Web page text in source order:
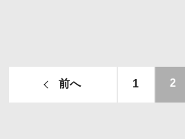
前へ 1 2